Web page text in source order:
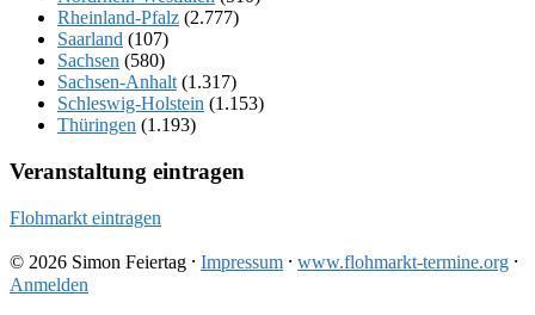
Rheinland-Pfalz (2.777)
Saarland (107)
Sachsen (580)
Sachsen-Anhalt (1.317)
Schleswig-Holstein (1.153)
Thüringen (1.193)
Veranstaltung eintragen
Flohmarkt eintragen
© 2026 Simon Feiertag ⸱ Impressum ⸱ www.flohmarkt-termine.org ⸱
Anmelden